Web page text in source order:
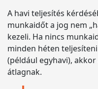
A havi teljesítés
munkaidőt a jog nem
kezeli. Ha nincs
minden héten
(például egyhavi),
átlagnak.